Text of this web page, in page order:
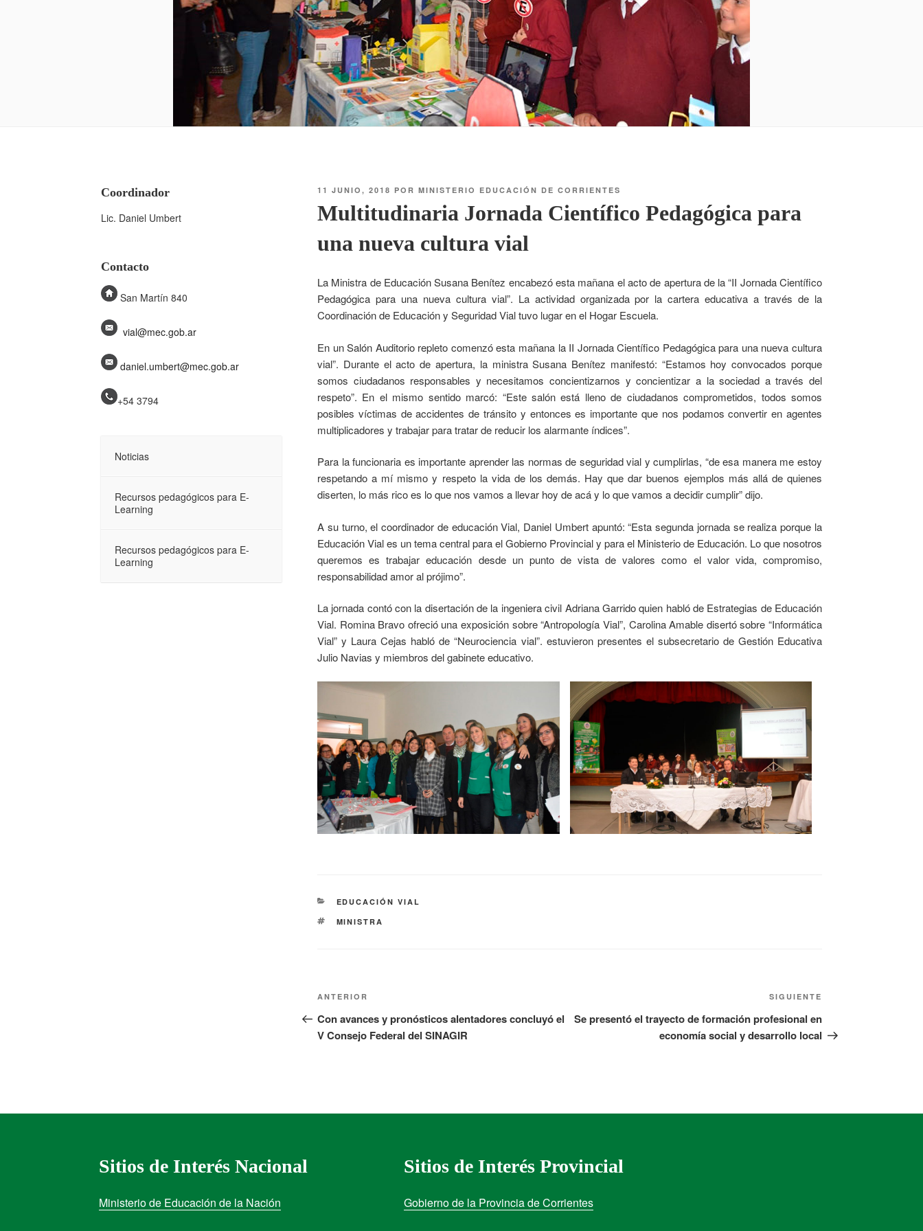
11 JUNIO, 2018 POR MINISTERIO EDUCACIÓN DE CORRIENTES
Multitudinaria Jornada Científico Pedagógica para
una nueva cultura vial
La Ministra de Educación Susana Benítez encabezó esta mañana el acto de apertura de la “II Jornada Científico
Pedagógica para una nueva cultura vial”. La actividad organizada por la cartera educativa a través de la
Coordinación de Educación y Seguridad Vial tuvo lugar en el Hogar Escuela.
En un Salón Auditorio repleto comenzó esta mañana la II Jornada Científico Pedagógica para una nueva cultura
vial”. Durante el acto de apertura, la ministra Susana Benítez manifestó: “Estamos hoy convocados porque
somos ciudadanos responsables y necesitamos concientizarnos y concientizar a la sociedad a través del
respeto”. En el mismo sentido marcó: “Este salón está lleno de ciudadanos comprometidos, todos somos
posibles víctimas de accidentes de tránsito y entonces es importante que nos podamos convertir en agentes
multiplicadores y trabajar para tratar de reducir los alarmante índices”.
Para la funcionaria es importante aprender las normas de seguridad vial y cumplirlas, “de esa manera me estoy
respetando a mí mismo y respeto la vida de los demás. Hay que dar buenos ejemplos más allá de quienes
diserten, lo más rico es lo que nos vamos a llevar hoy de acá y lo que vamos a decidir cumplir” dijo.
A su turno, el coordinador de educación Vial, Daniel Umbert apuntó: “Esta segunda jornada se realiza porque la
Educación Vial es un tema central para el Gobierno Provincial y para el Ministerio de Educación. Lo que nosotros
queremos es trabajar educación desde un punto de vista de valores como el valor vida, compromiso,
responsabilidad amor al prójimo”.
La jornada contó con la disertación de la ingeniera civil Adriana Garrido quien habló de Estrategias de Educación
Vial. Romina Bravo ofreció una exposición sobre “Antropología Vial”, Carolina Amable disertó sobre “Informática
Vial” y Laura Cejas habló de “Neurociencia vial”. estuvieron presentes el subsecretario de Gestión Educativa
Julio Navias y miembros del gabinete educativo.
EDUCACIÓN VIAL
MINISTRA
ANTERIOR
Con avances y pronósticos alentadores concluyó el
V Consejo Federal del SINAGIR
SIGUIENTE
Se presentó el trayecto de formación profesional en
economía social y desarrollo local
Coordinador
Lic. Daniel Umbert
Contacto
San Martín 840
vial@mec.gob.ar
daniel.umbert@mec.gob.ar
+54 3794
Noticias
Recursos pedagógicos para E-
Learning
Recursos pedagógicos para E-
Learning
Sitios de Interés Nacional
Ministerio de Educación de la Nación
Sitios de Interés Provincial
Gobierno de la Provincia de Corrientes